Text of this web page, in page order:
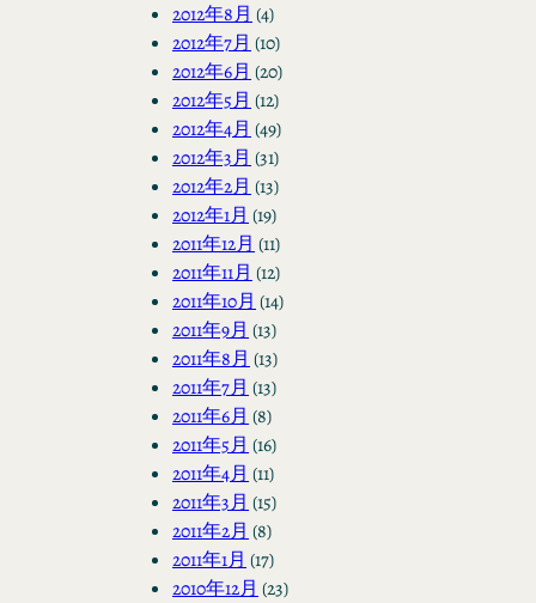
2012年8月 (4)
2012年7月 (10)
2012年6月 (20)
2012年5月 (12)
2012年4月 (49)
2012年3月 (31)
2012年2月 (13)
2012年1月 (19)
2011年12月 (11)
2011年11月 (12)
2011年10月 (14)
2011年9月 (13)
2011年8月 (13)
2011年7月 (13)
2011年6月 (8)
2011年5月 (16)
2011年4月 (11)
2011年3月 (15)
2011年2月 (8)
2011年1月 (17)
2010年12月 (23)